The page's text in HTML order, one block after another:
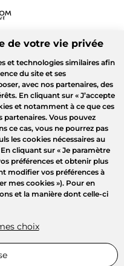
de votre vie privée
et technologies similaires afin
du site et ses
avec nos partenaires, des
En cliquant sur « J’accepte
et notamment à ce que ces
Vous pouvez
ce cas, vous ne pourrez pas
les cookies nécessaires au
cliquant sur« Je paramètre
préférences et obtenir plus
modifier vos préférences à
mes cookies »). Pour en
et la manière dont celle-ci
choix